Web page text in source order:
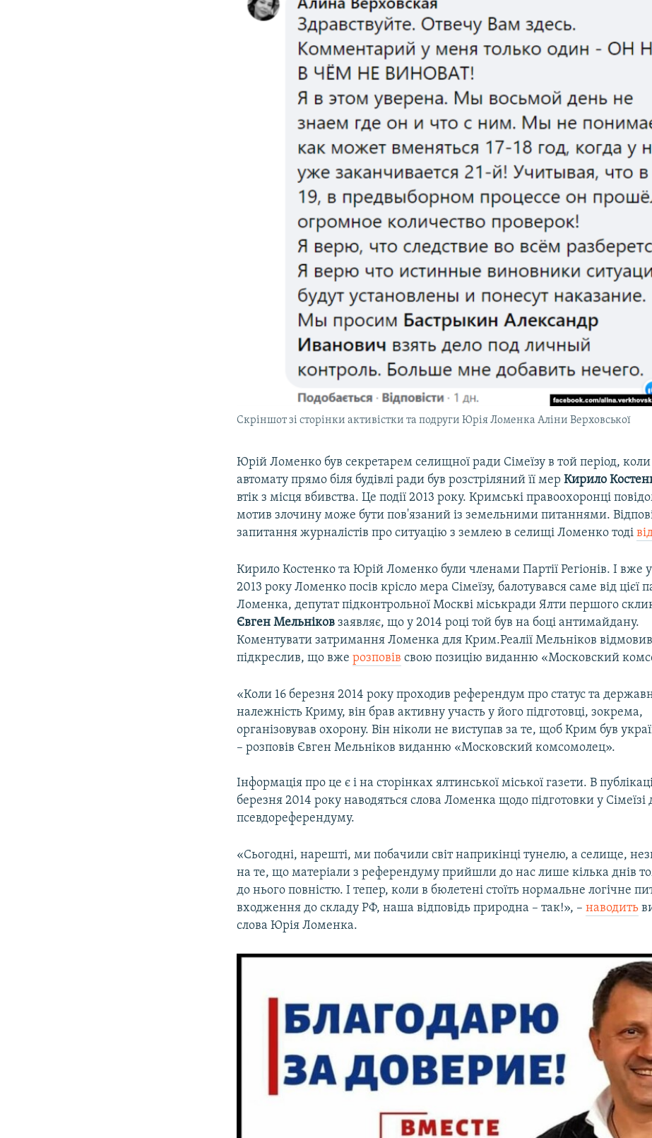
Скріншот зі сторінки активістки та подруги Юрія Ломенка Аліни Верховської
Юрій Ломенко був секретарем селищної ради Сімеїзу в той період, коли
автомату прямо біля будівлі ради був розстріляний її мерКирило
втік з місця вбивства. Це події 2013 року. Кримські правоохоронці
мотив злочину може бути пов'язаний із земельними питаннями.
запитання журналістів про ситуацію з землею в селищі Ломенко тоді
Кирило Костенко та Юрій Ломенко були членами Партії Регіонів. І вже у
2013 року Ломенко посів крісло мера Сімеїзу, балотувався саме від цієї
Ломенка, депутат підконтрольної Москві міськради Ялти першого
Євген Мельніков заявляє, що у 2014 році той був на боці антимайдану.
Коментувати затримання Ломенка для Крим.Реалії Мельніков
підкреслив, що вжерозповів свою позицію виданню «Московский
«Коли 16 березня 2014 року проходив референдум про статус та
належність Криму, він брав активну участь у його підготовці, зокрема,
організовував охорону. Він ніколи не виступав за те, щоб Крим був
– розповів Євген Мельніков виданню «Московский комсомолец».
Інформація про це є і на сторінках ялтинської міської газети. В
березня 2014 року наводяться слова Ломенка щодо підготовки у Сімеїзі
псевдореферендуму.
«Сьогодні, нарешті, ми побачили світ наприкінці тунелю, а селище,
на те, що матеріали з референдуму прийшли до нас лише кілька днів
до нього повністю. І тепер, коли в бюлетені стоїть нормальне логічне
входження до складу РФ, наша відповідь природна – так!», –наводить
слова Юрія Ломенка.